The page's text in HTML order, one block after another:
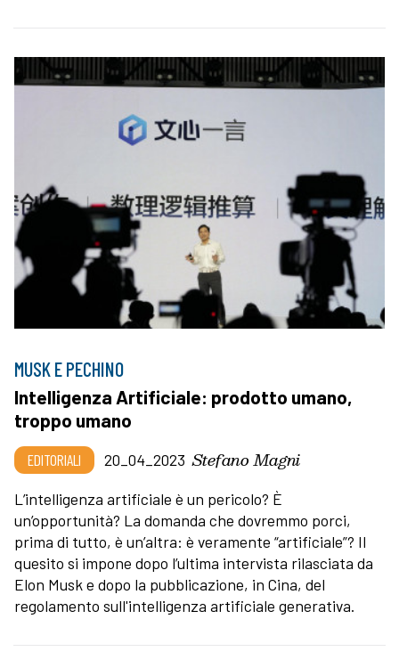
MUSK E PECHINO
Intelligenza Artificiale: prodotto umano,
troppo umano
EDITORIALI 20_04_2023 Stefano Magni
L’intelligenza artificiale è un pericolo? È
un’opportunità? La domanda che dovremmo porci,
prima di tutto, è un’altra: è veramente “artificiale”? Il
quesito si impone dopo l’ultima intervista rilasciata da
Elon Musk e dopo la pubblicazione, in Cina, del
regolamento sull'intelligenza artificiale generativa.